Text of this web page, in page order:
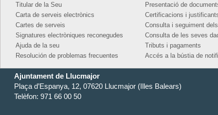
Titular de la Seu
Carta de serveis electrònics
Cartes de serveis
Signatures electròniques reconegudes
Ajuda de la seu
Resolución de problemas frecuentes
Presentació de
Certificacions i
Consulta i seguiment
Consulta de les seves
Tributs i pagaments
Accés a la bústia de
Ajuntament de Llucmajor
Plaça d’Espanya, 12, 07620 Llucmajor (Illes Balears)
Telèfon: 971 66 00 50